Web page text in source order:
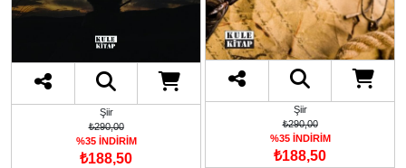
Şiir
₺290,00
%35 İNDİRİM
₺188,50
Şiir
₺290,00
%35 İNDİRİM
₺188,50